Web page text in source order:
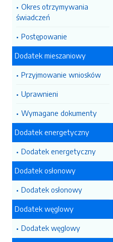
Okres otrzymywania
świadczeń
Postępowanie
Dodatek mieszaniowy
Przyjmowanie wniosków
Uprawnieni
Wymagane dokumenty
Dodatek energetyczny
Dodatek energetyczny
Dodatek osłonowy
Dodatek osłonowy
Dodatek węglowy
Dodatek węglowy